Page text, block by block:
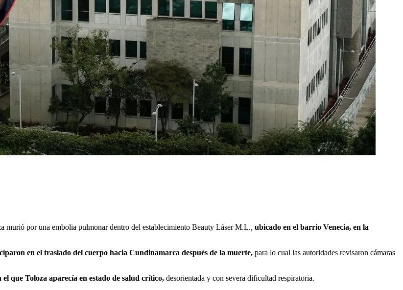
por una embolia pulmonar dentro del establecimiento Beauty Láser M.L., ubicado en el barrio Venecia, en la
en el traslado del cuerpo hacia Cundinamarca después de la muerte, para lo cual las autoridades revisaron cámaras
que Toloza aparecía en estado de salud crítico, desorientada y con severa dificultad respiratoria.